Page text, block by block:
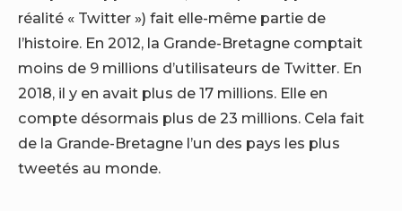
réalité « Twitter ») fait elle-même partie de
l’histoire. En 2012, la Grande-Bretagne comptait
moins de 9 millions d’utilisateurs de Twitter. En
2018, il y en avait plus de 17 millions. Elle en
compte désormais plus de 23 millions. Cela fait
de la Grande-Bretagne l’un des pays les plus
tweetés au monde.